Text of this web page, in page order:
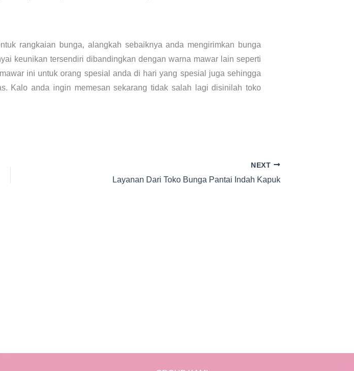
rangkaian bunga, alangkah sebaiknya anda mengirimkan bunga
keunikan tersendiri dibandingkan dengan warna mawar lain seperti
ini untuk orang spesial anda di hari yang spesial juga sehingga
Kalo anda ingin memesan sekarang tidak salah lagi disinilah toko
NEXT
Layanan Dari Toko Bunga Pantai Indah Kapuk